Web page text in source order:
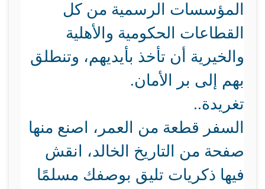
المؤسسات الرسمية من كل
القطاعات الحكومية والأهلية
والخيرية أن تأخذ بأيديهم، وتنطلق
بهم إلى بر الأمان.
تغريدة..
السفر قطعة من العمر، اصنع منها
صفحة من التاريخ الخالد، انقش
فيها ذكريات تليق بوصفك مسلمًا